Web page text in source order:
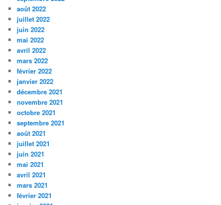
août 2022
juillet 2022
juin 2022
mai 2022
avril 2022
mars 2022
février 2022
janvier 2022
décembre 2021
novembre 2021
octobre 2021
septembre 2021
août 2021
juillet 2021
juin 2021
mai 2021
avril 2021
mars 2021
février 2021